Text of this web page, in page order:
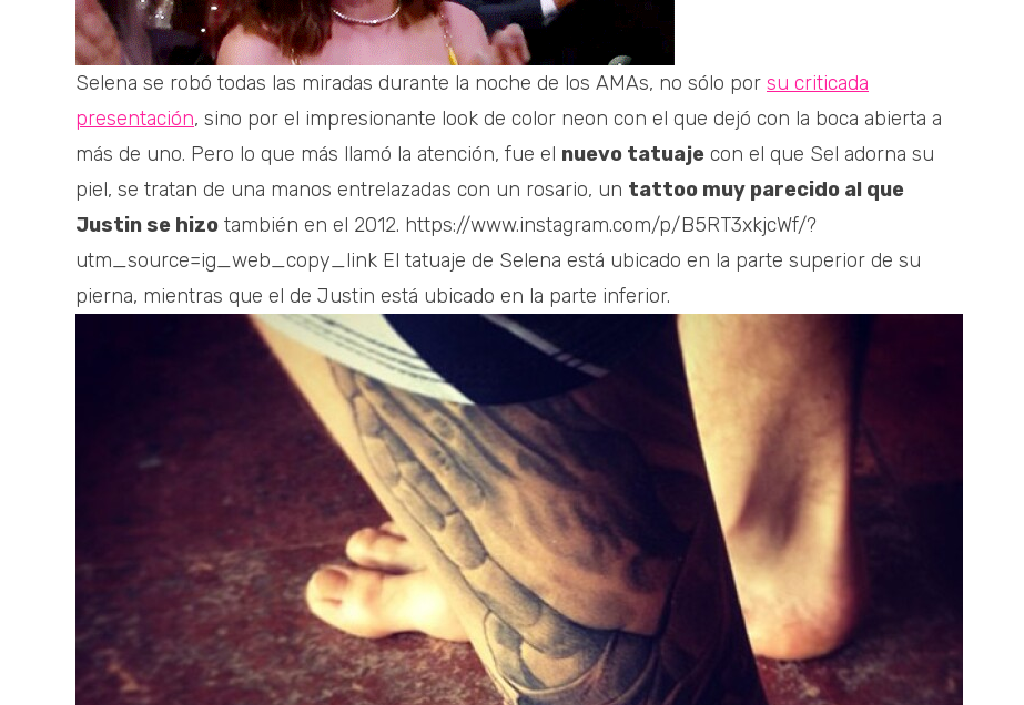
Selena se robó todas las miradas durante la noche de los AMAs, no sólo por su criticada
presentación, sino por el impresionante look de color neon con el que dejó con la boca abierta a
más de uno. Pero lo que más llamó la atención, fue el nuevo tatuaje con el que Sel adorna su
piel, se tratan de una manos entrelazadas con un rosario, un tattoo muy parecido al que
Justin se hizo también en el 2012. https://www.instagram.com/p/B5RT3xkjcWf/?
utm_source=ig_web_copy_link El tatuaje de Selena está ubicado en la parte superior de su
pierna, mientras que el de Justin está ubicado en la parte inferior.